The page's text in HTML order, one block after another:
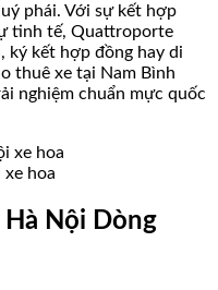
phái. Với sự kết hợp
tinh tế, Quattroporte
ký kết hợp đồng hay di
thuê xe tại Nam Bình
nghiệm chuẩn mực quốc
hoa
Nội Dòng